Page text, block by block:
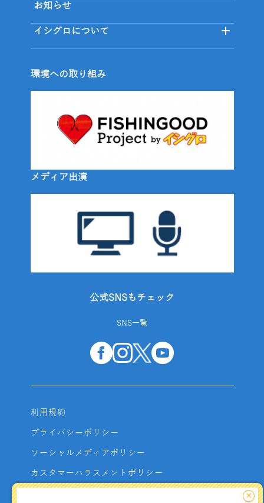
お知らせ
イシグロについて
環境への取り組み
メディア出演
公式SNSもチェック
SNS一覧
利用規約
プライバシーポリシー
ソーシャルメディアポリシー
カスタマーハラスメントポリシー
×